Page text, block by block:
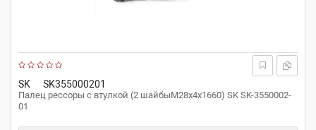
SK SK355000201
Палец рессоры с втулкой (2 шайбыМ28х4x1660) SK SK-3550002-
01